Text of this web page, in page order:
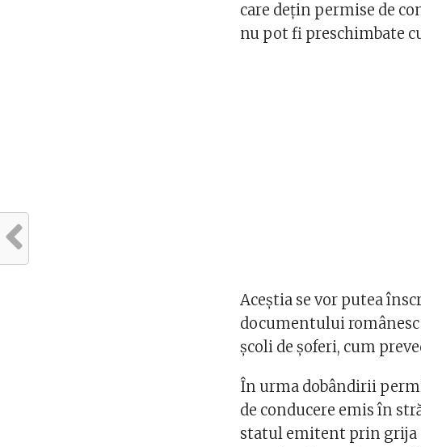
care deţin permise de
nu pot fi preschimbate
Aceștia se vor putea
documentului
şcoli de şoferi, cum
În urma dobândirii
de conducere emis în
statul emitent prin grija